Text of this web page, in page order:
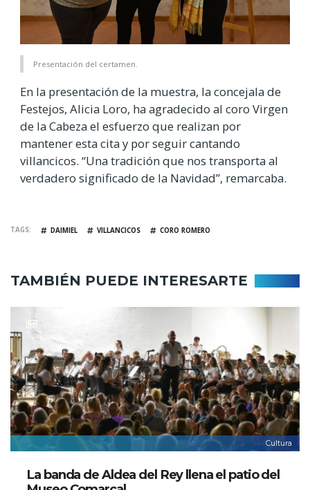
Presentación del certamen.
En la presentación de la muestra, la concejala de
Festejos, Alicia Loro, ha agradecido al coro Virgen
de la Cabeza el esfuerzo que realizan por
mantener esta cita y por seguir cantando
villancicos. “Una tradición que nos transporta al
verdadero significado de la Navidad”, remarcaba.
TAGS DAIMIEL VILLANCICOS CORO ROMERO
TAMBIÉN PUEDE INTERESARTE
Cultura
La banda de Aldea del Rey llena el patio del